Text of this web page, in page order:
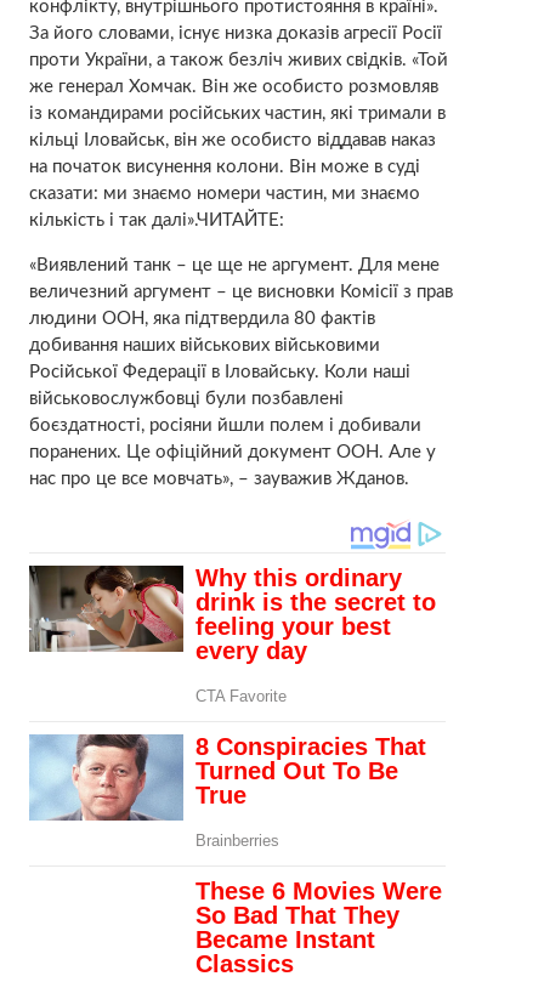
конфлікту, внутрішнього протистояння в країні».
За його словами, існує низка доказів агресії Росії
проти України, а також безліч живих свідків. «Той
же генерал Хомчак. Він же особисто розмовляв
із командирами російських частин, які тримали в
кільці Іловайськ, він же особисто віддавав наказ
на початок висунення колони. Він може в суді
сказати: ми знаємо номери частин, ми знаємо
кількість і так далі».ЧИТАЙТЕ:
«Виявлений танк – це ще не аргумент. Для мене
величезний аргумент – це висновки Комісії з прав
людини ООН, яка підтвердила 80 фактів
добивання наших військових військовими
Російської Федерації в Іловайську. Коли наші
військовослужбовці були позбавлені
боєздатності, росіяни йшли полем і добивали
поранених. Це офіційний документ ООН. Але у
нас про це все мовчать», – зауважив Жданов.